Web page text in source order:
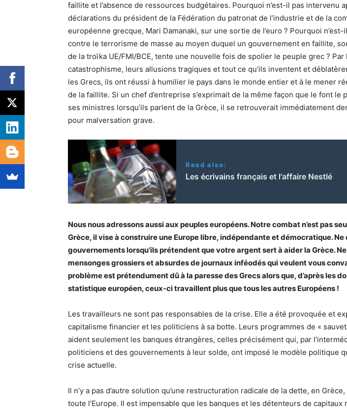
faillite et l’absence de ressources budgétaires. Pourquoi n’est-il pas intervenu
déclarations du président de la Fédération du patronat de l’industrie et de la
européenne grecque, Mari Damanaki, sur une sortie de l’euro ? Pourquoi
contre le terrorisme de masse au moyen duquel un gouvernement en faillite,
de la troïka UE/FMI/BCE, tente une nouvelle fois de spolier le peuple grec ? Par
catastrophisme, leurs allusions tragiques et tout ce qu’ils inventent et
les Grecs, ils ont réussi à humilier le pays dans le monde entier et à le mener
de la faillite. Si un chef d’entreprise s’exprimait de la même façon que le font le
ses ministres lorsqu’ils parlent de la Grèce, il se retrouverait immédiatement
pour malversation grave.
Read also:
Les écrivains français et l'affaire Nestlé
Nous nous adressons aussi aux peuples européens. Notre combat n’est pas
Grèce, il vise à construire une Europe libre, indépendante et démocratique. Ne
gouvernements lorsqu’ils prétendent que votre argent sert à aider la Grèce.
mensonges grossiers et absurdes de journaux inféodés qui veulent vous
problème est prétendument dû à la paresse des Grecs alors que, d’après les
statistique européen, ceux-ci travaillent plus que tous les autres Européens !
Les travailleurs ne sont pas responsables de la crise. Elle a été provoquée et
capitalisme financier et les politiciens à sa botte. Leurs programmes de «
aident seulement les banques étrangères, celles précisément qui, par
politiciens et des gouvernements à leur solde, ont imposé le modèle politique
crise actuelle.
Il n’y a pas d’autre solution qu’une restructuration radicale de la dette, en
toute l’Europe. Il est impensable que les banques et les détenteurs de capitaux